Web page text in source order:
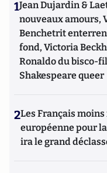
1Jean Dujardin &
nouveaux amours,
Benchetrit
fond, Victoria
Ronaldo du bisco-
Shakespeare queer
2Les Français
européenne pour
ira le grand